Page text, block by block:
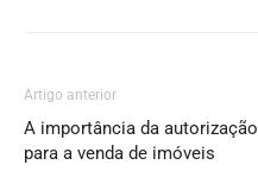
Artigo anterior
A importância da autorização
para a venda de imóveis